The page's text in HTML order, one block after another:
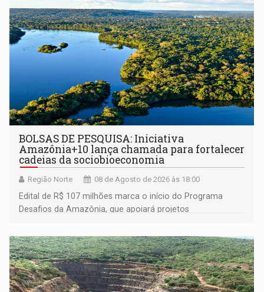
BOLSAS DE PESQUISA: Iniciativa
Amazônia+10 lança chamada para fortalecer
cadeias da sociobioeconomia
Região Norte 08 de Agosto de 2026 às 18:00
Edital de R$ 107 milhões marca o início do Programa
Desafios da Amazônia, que apoiará projetos
submissão de pré-propostas poderá ser feita até 1º de
setembro